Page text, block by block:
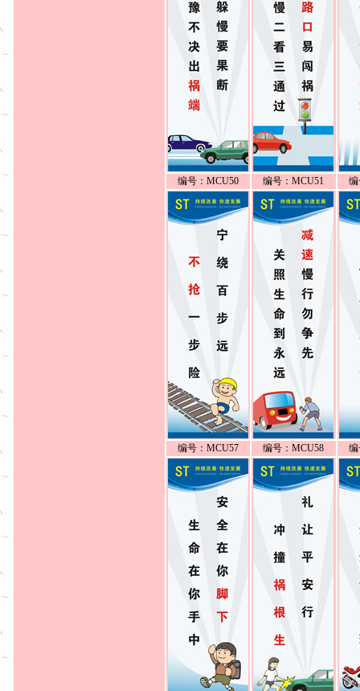
编号：MCU50 编号：MCU51 编
编号：MCU57 编号：MCU58 编